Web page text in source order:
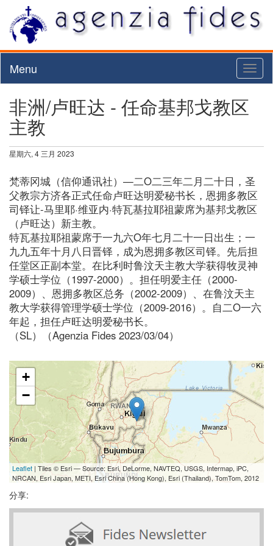
Menu
非洲/卢旺达 - 任命基邦戈教区
主教
星期六, 4 三月 2023
梵蒂冈城（信仰通讯社）—二O二三年二月二十日，圣
父教宗方济各正式任命卢旺达明爱秘书长，恩拥多教区
司铎让-马里耶·维亚内·特瓦基拉耶祖蒙席为基邦戈教区
（卢旺达）新主教。
特瓦基拉耶祖蒙席于一九六O年七月二十一日出生；一
九九五年十月八日晋铎，成为恩拥多教区司铎。先后担
任堂区正副本堂。在比利时鲁汶天主教大学获得牧灵神
学硕士学位（1997-2000）。担任明爱主任（2000-
2009）、恩拥多教区总务（2002-2009）、在鲁汶天主
教大学获得管理学硕士学位（2009-2016）。自二O一六
年起，担任卢旺达明爱秘书长。
（SL）（Agenzia Fides 2023/03/04）
+
−
Leaflet | Tiles © Esri — Source: Esri, DeLorme, NAVTEQ, USGS, Intermap, iPC,
NRCAN, Esri Japan, METI, Esri China (Hong Kong), Esri (Thailand), TomTom, 2012
分享: